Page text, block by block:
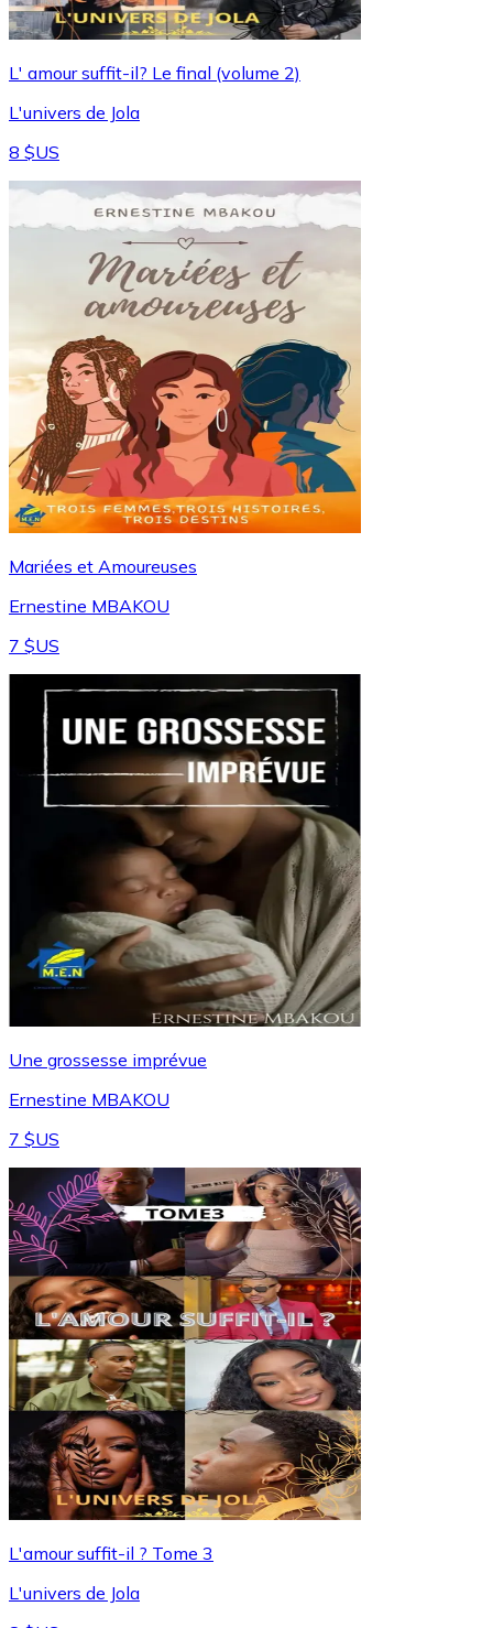
L' amour suffit-il? Le final (volume 2)
L'univers de Jola
8 $US
Mariées et Amoureuses
Ernestine MBAKOU
7 $US
Une grossesse imprévue
Ernestine MBAKOU
7 $US
L'amour suffit-il ? Tome 3
L'univers de Jola